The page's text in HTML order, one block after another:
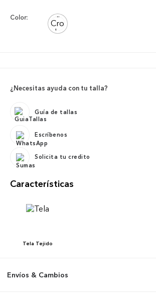
Color:
¿Necesitas ayuda con tu talla?
Guía de tallas
Escríbenos
Solicita tu credito
Características
Tela Tejido
Envíos & Cambios